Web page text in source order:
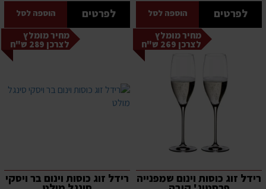
לפרטים הוספה לסל לפרטים הוספה לסל
מחיר מומלץ
לצרכן 269 ש"ח
רידל זוג כוסות וינום שמפנייה
מחיר מומלץ
לצרכן 289 ש"ח
רידל זוג כוסות וינום בר ויסקי